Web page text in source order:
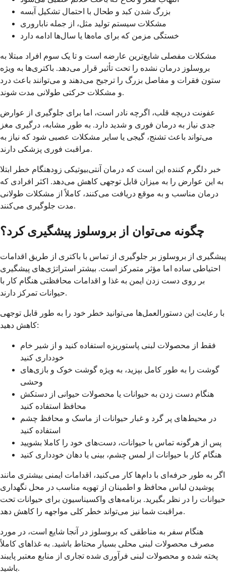
بزرگ شدن کبد و طحال با احتمال تشکیل آبسه
مشکلات سیستم تولید مثل، از جمله ناباروری
خستگی مزمن که برای ماه‌ها یا سال‌ها ادامه دارد
مشکلات مفصلی شایع‌ترین عارضه است و تا یک سوم افراد مبتلا به
بروسلوز درمان نشده را تحت تأثیر قرار می‌دهد. باکتری‌ها به ویژه
ستون فقرات و مفاصل بزرگ را ترجیح می‌دهند و می‌توانند باعث درد
و مشکلات حرکتی طولانی مدت شوند.
عفونت دریچه قلب، اگرچه نادر است، اما برای جلوگیری از عوارض
جدی نیاز به درمان فوری و شدید دارد. به طور مشابه، درگیری مغز
می‌تواند باعث تشنج، گیجی یا سایر مشکلات عصبی شود که نیاز به
مراقبت فوری پزشکی دارند.
خبر دلگرم کننده این است که درمان آنتی‌بیوتیکی زودهنگام خطر ابتلا
به این عوارض را به میزان قابل توجهی کاهش می‌دهد. اکثر افرادی که
درمان مناسب و به موقع دریافت می‌کنند، کاملاً از مشکلات طولانی
مدت جلوگیری می‌کنند.
چگونه می‌توان از بروسلوز پیشگیری کرد؟
پیشگیری از بروسلوز بر جلوگیری از تماس با باکتری از طریق اقدامات
احتیاطی ساده اما مؤثر متمرکز است. بیشتر استراتژی‌های پیشگیری
بر روی دست زدن ایمن به غذا و اقدامات محافظتی هنگام کار با
حیوانات تمرکز دارند.
با رعایت این دستورالعمل‌ها می‌توانید خطر خود را به طور قابل توجهی
کاهش دهید:
فقط از محصولات لبنی پاستوریزه استفاده کنید و از شیر خام
خودداری کنید
گوشت را به طور کامل بپزید، به ویژه گوشت خوک و بازی‌های
وحشی
هنگام دست زدن به حیوانات یا محصولات حیوانی از دستکش
محافظ استفاده کنید
در محیط‌های پر گرد و غبار حیوانات از ماسک و محافظ چشم
استفاده کنید
پس از هرگونه تماس با حیوانات، دست‌های خود را کاملا بشویید
هنگام کار با حیوانات از لمس چشم، بینی یا دهان خودداری کنید
اگر به طور حرفه‌ای با دام‌ها کار می‌کنید، اقدامات ایمنی بیشتری مانند
پوشیدن لباس محافظ و اطمینان از تهویه مناسب در محل نگهداری
حیوانات را در نظر بگیرید. برنامه‌های واکسیناسیون برای حیوانات تحت
مراقبت شما نیز می‌تواند خطر کلی مواجهه را کاهش دهد.
هنگام سفر به مناطقی که بروسلوز در آنجا شایع است، در مورد
مصرف محصولات لبنی محلی بسیار محتاط باشید. به غذاهای کاملاً
پخته شده و محصولات لبنی فرآوری شده تجاری از منابع معتبر پایبند
باشید.